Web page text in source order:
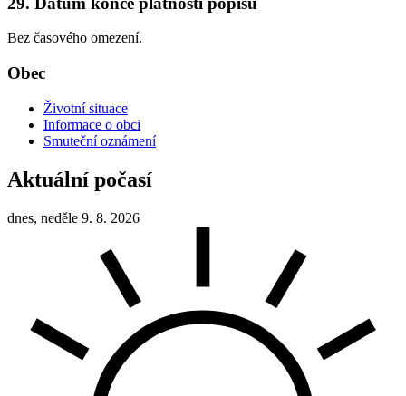
Bez časového omezení.
Obec
Životní situace
Informace o obci
Smuteční oznámení
Aktuální počasí
dnes, neděle 9. 8. 2026